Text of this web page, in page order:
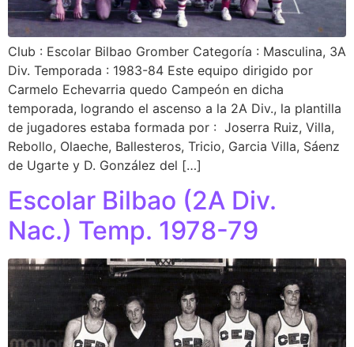
Club : Escolar Bilbao Gromber Categoría : Masculina, 3A
Div. Temporada : 1983-84 Este equipo dirigido por
Carmelo Echevarria quedo Campeón en dicha
temporada, logrando el ascenso a la 2A Div., la plantilla
de jugadores estaba formada por : Joserra Ruiz, Villa,
Rebollo, Olaeche, Ballesteros, Tricio, Garcia Villa, Sáenz
de Ugarte y D. González del […]
Escolar Bilbao (2A Div.
Nac.) Temp. 1978-79